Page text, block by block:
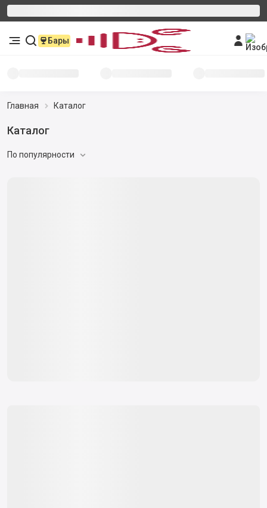
Бары
Главная Каталог
Каталог
По популярности